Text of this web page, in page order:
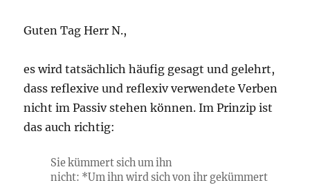
Guten Tag Herr N.,
es wird tatsächlich häufig gesagt und gelehrt,
dass reflexive und reflexiv verwendete Verben
nicht im Passiv stehen können. Im Prinzip ist
das auch richtig:
Sie kümmert sich um ihn
nicht: *Um ihn wird sich von ihr gekümmert